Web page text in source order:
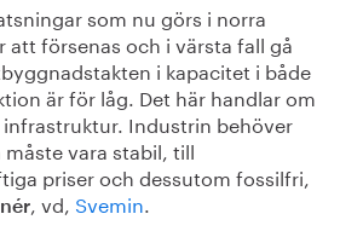
som nu görs i norra
att försenas och i värsta fall gå
i kapacitet i både
är för låg. Det här handlar om
Industrin behöver
vara stabil, till
priser och dessutom fossilfri,
, vd, Svemin.